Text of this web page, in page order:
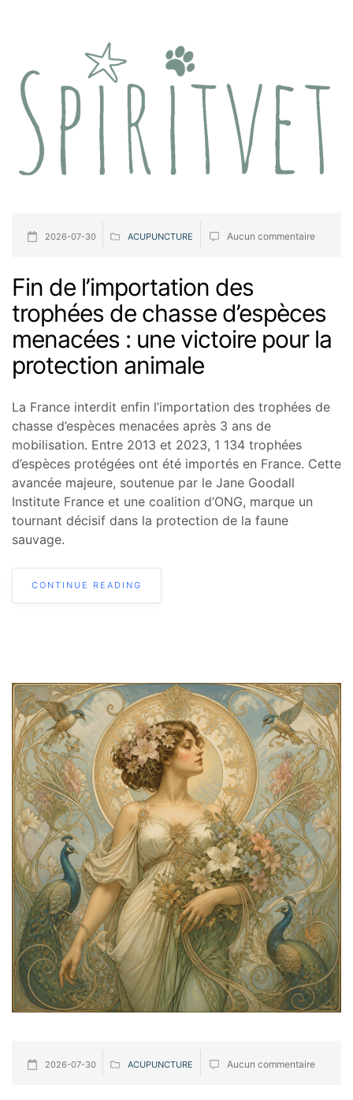
2026-07-30 ACUPUNCTURE Aucun commentaire
Fin de l’importation des
trophées de chasse d’espèces
menacées : une victoire pour la
protection animale
La France interdit enfin l’importation des trophées de
chasse d’espèces menacées après 3 ans de
mobilisation. Entre 2013 et 2023, 1 134 trophées
d’espèces protégées ont été importés en France. Cette
avancée majeure, soutenue par le Jane Goodall
Institute France et une coalition d’ONG, marque un
tournant décisif dans la protection de la faune
sauvage.
CONTINUE READING
2026-07-30 ACUPUNCTURE Aucun commentaire